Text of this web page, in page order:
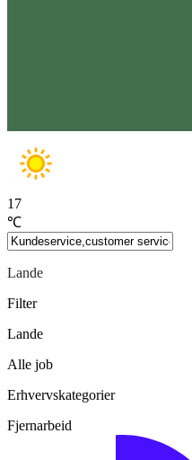
17
℃
Lande
Filter
Lande
Alle job
Erhvervskategorier
Fjernarbeid